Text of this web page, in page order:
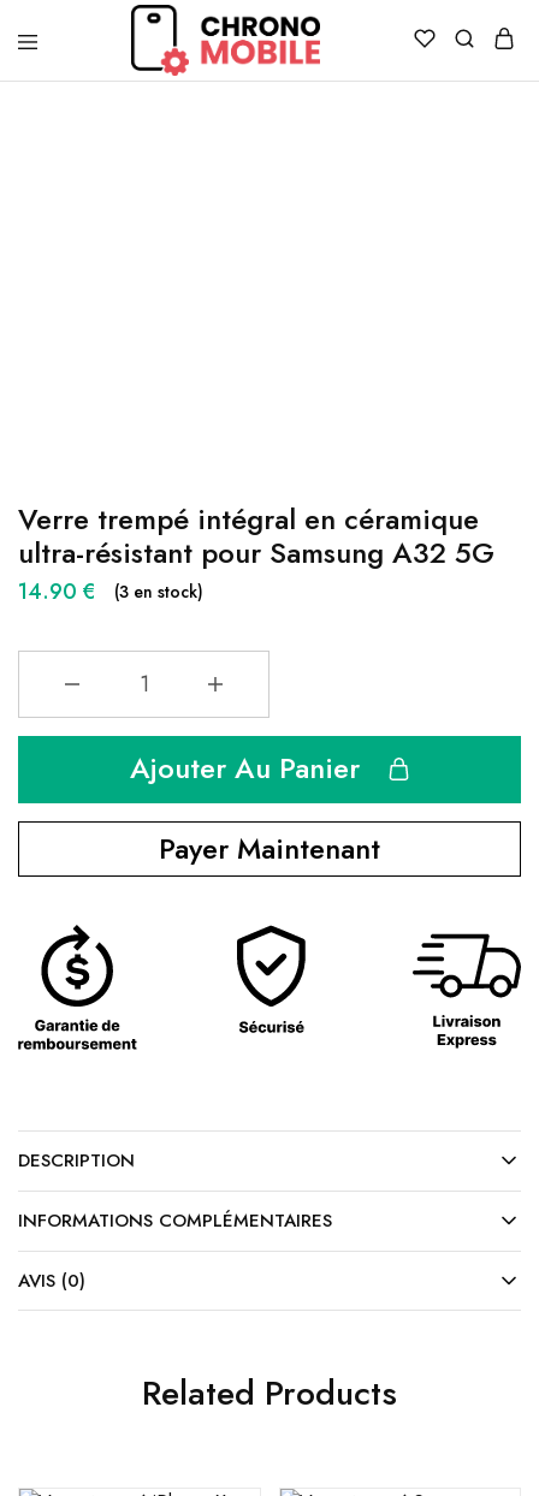
Chronomobile
Achat,
Verre trempé intégral en céramique
ultra-résistant pour Samsung A32 5G
14.90 € (3 en stock)
Ajouter Au Panier
Payer Maintenant
DESCRIPTION
INFORMATIONS COMPLÉMENTAIRES
AVIS (0)
Related Products